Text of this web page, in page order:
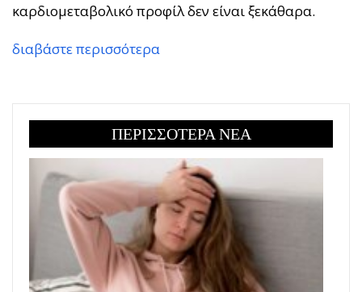
καρδιομεταβολικό προφίλ δεν είναι ξεκάθαρα.
διαβάστε περισσότερα
ΠΕΡΙΣΣΟΤΕΡΑ ΝΕΑ